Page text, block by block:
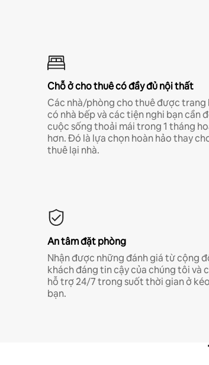
Chỗ ở cho thuê có đầy đủ nội thất
Các nhà/phòng cho thuê được trang
có nhà bếp và các tiện nghi bạn cần
cuộc sống thoải mái trong 1 tháng
hơn. Đó là lựa chọn hoàn hảo thay
thuê lại nhà.
An tâm đặt phòng
Nhận được những đánh giá từ cộng
khách đáng tin cậy của chúng tôi và
hỗ trợ 24/7 trong suốt thời gian ở
bạn.